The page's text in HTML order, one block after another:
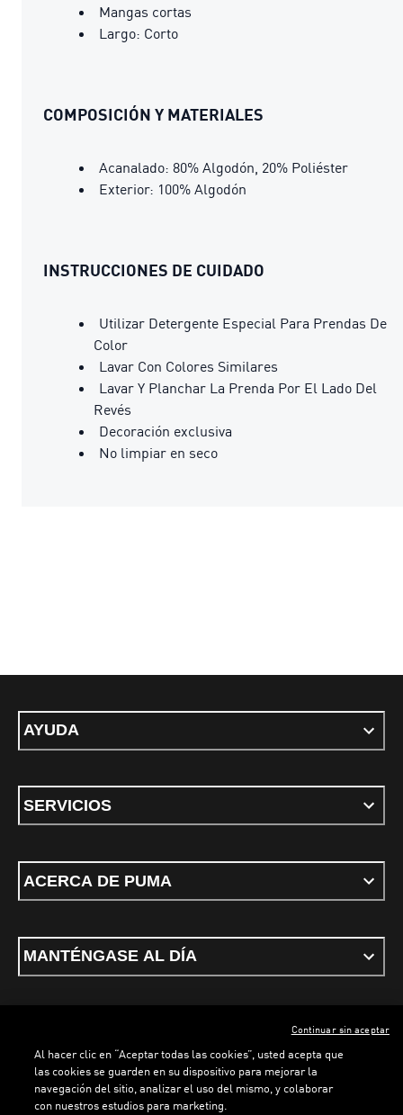
Mangas cortas
Largo: Corto
COMPOSICIÓN Y MATERIALES
Acanalado: 80% Algodón, 20% Poliéster
Exterior: 100% Algodón
INSTRUCCIONES DE CUIDADO
Utilizar Detergente Especial Para Prendas De
Color
Lavar Con Colores Similares
Lavar Y Planchar La Prenda Por El Lado Del
Revés
Decoración exclusiva
No limpiar en seco
AYUDA
SERVICIOS
ACERCA DE PUMA
MANTÉNGASE AL DÍA
Términos y condicionesPolítica de Privacidad
ESPAÑOL
Al hacer clic en “Aceptar todas las cookies”, usted acepta que
las cookies se guarden en su dispositivo para mejorar la
navegación del sitio, analizar el uso del mismo, y colaborar
con nuestros estudios para marketing.
Continuar sin aceptar